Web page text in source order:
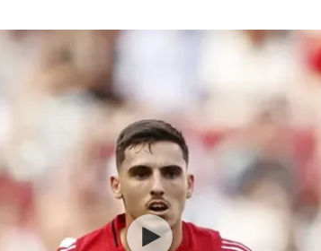
הפועל תל אביב
הפועל באר שבע
מכבי נתניה
בני יהודה
ליגה סינית
ליגות נוספות